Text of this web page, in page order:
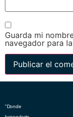
Guarda mi
navegador para
"Donde